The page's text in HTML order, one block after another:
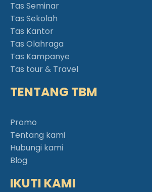
Tas Seminar
Tas Sekolah
Tas Kantor
Tas Olahraga
Tas Kampanye
Tas tour & Travel
TENTANG TBM
Promo
Tentang kami
Hubungi kami
Blog
IKUTI KAMI